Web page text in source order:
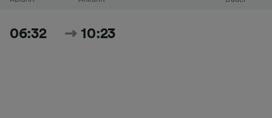
06:32 10:23